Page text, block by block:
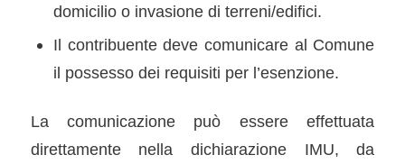
domicilio o invasione di terreni/edifici.
Il contribuente deve comunicare al Comune
il possesso dei requisiti per l’esenzione.
La comunicazione può essere effettuata
direttamente nella dichiarazione IMU, da